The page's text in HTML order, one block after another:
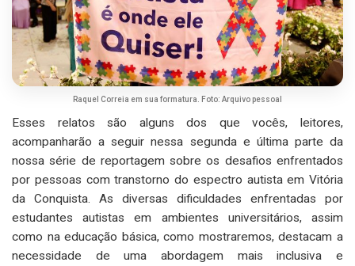
Raquel Correia em sua formatura. Foto: Arquivo pessoal
Esses relatos são alguns dos que vocês, leitores,
acompanharão a seguir nessa segunda e última parte da
nossa série de reportagem sobre os desafios enfrentados
por pessoas com transtorno do espectro autista em Vitória
da Conquista. As diversas dificuldades enfrentadas por
estudantes autistas em ambientes universitários, assim
como na educação básica, como mostraremos, destacam a
necessidade de uma abordagem mais inclusiva e